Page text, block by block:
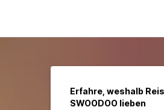
Erfahre, weshalb
SWOODOO lieben